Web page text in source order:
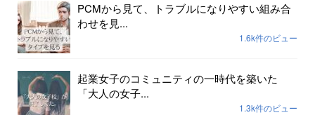
PCMから見て、トラブルになりやすい組み合
わせを見...
1.6k件のビュー
起業女子のコミュニティの一時代を築いた
「大人の女子...
1.3k件のビュー